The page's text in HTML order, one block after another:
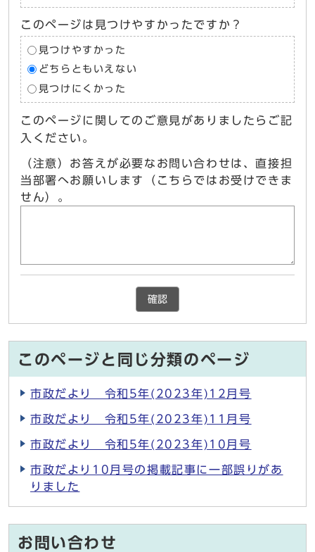
このページは見つけやすかったですか？
見つけやすかった
どちらともいえない
見つけにくかった
このページに関してのご意見がありましたらご記
入ください。
（注意）お答えが必要なお問い合わせは、直接担
当部署へお願いします（こちらではお受けできま
せん）。
確認
このページと同じ分類のページ
市政だより 令和5年(2023年)12月号
市政だより 令和5年(2023年)11月号
市政だより 令和5年(2023年)10月号
市政だより10月号の掲載記事に一部誤りがあ
りました
お問い合わせ